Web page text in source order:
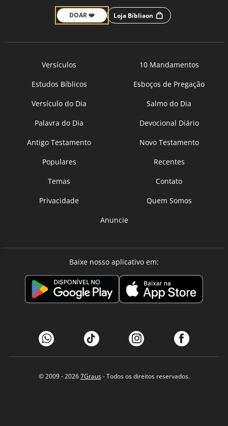
DOAR ❤️ Loja Bíbliaon
Versículos
10 Mandamentos
Estudos Bíblicos
Esboços de Pregação
Versículo do Dia
Salmo do Dia
Palavra do Dia
Devocional Diário
Antigo Testamento
Novo Testamento
Populares
Recentes
Temas
Contato
Privacidade
Quem Somos
Anuncie
Baixe nosso aplicativo em:
© 2009 - 20267Graus- Todos os direitos reservados.